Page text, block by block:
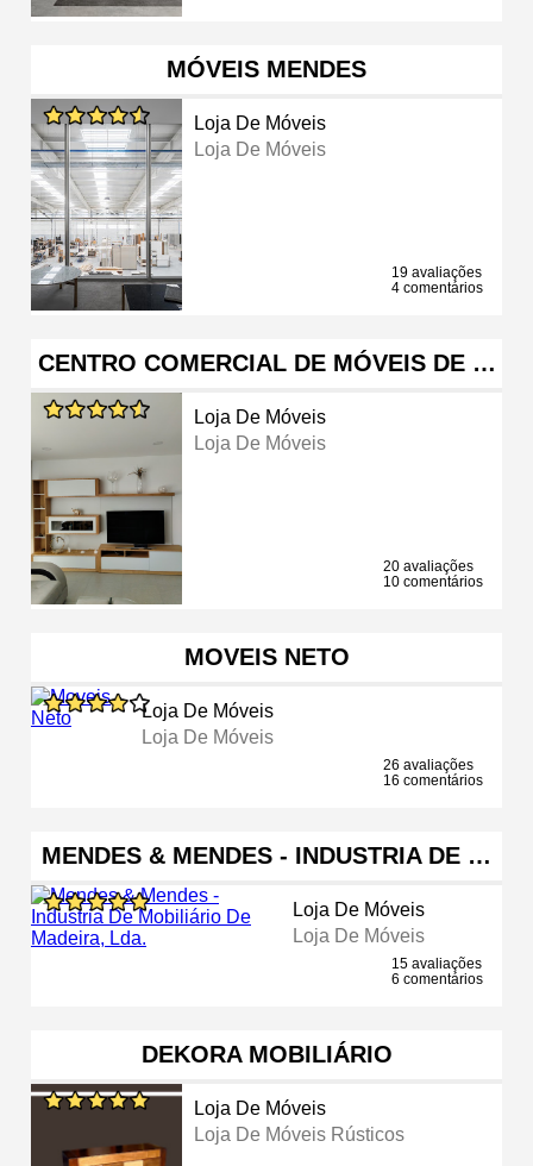
MÓVEIS MENDES
Loja De Móveis
Loja De Móveis
19 avaliações
4 comentários
CENTRO COMERCIAL DE MÓVEIS DE …
Loja De Móveis
Loja De Móveis
20 avaliações
10 comentários
MOVEIS NETO
Loja De Móveis
Loja De Móveis
26 avaliações
16 comentários
MENDES & MENDES - INDUSTRIA DE …
Loja De Móveis
Loja De Móveis
15 avaliações
6 comentários
DEKORA MOBILIÁRIO
Loja De Móveis
Loja De Móveis Rústicos